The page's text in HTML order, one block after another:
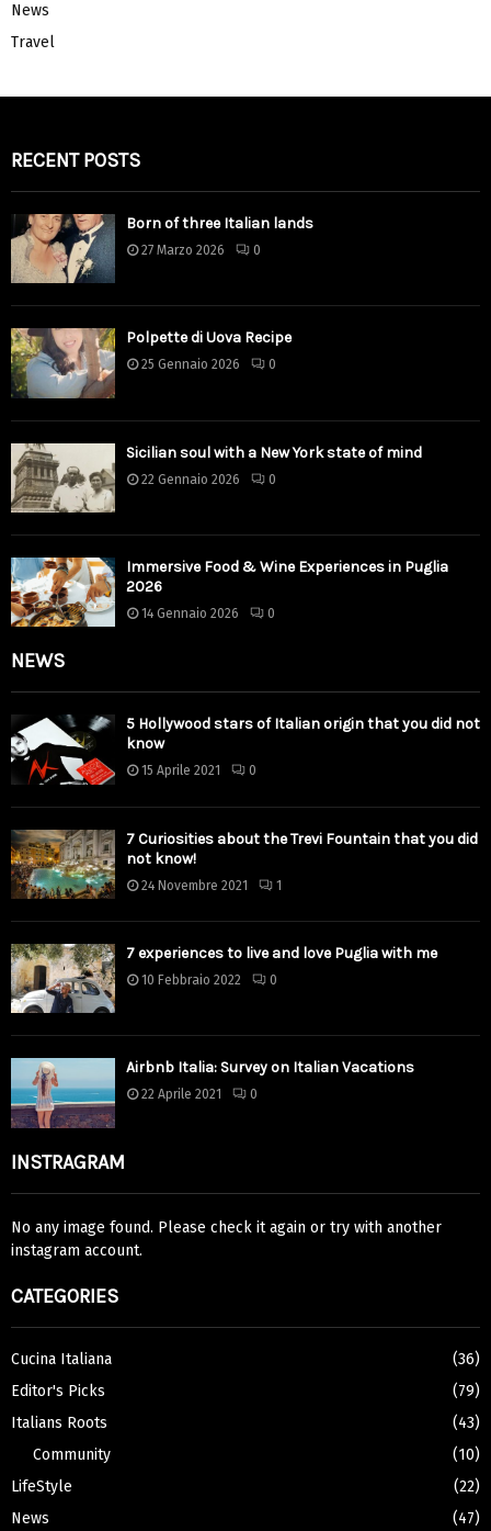
News
Travel
RECENT POSTS
Born of three Italian lands
27 Marzo 2026 0
Polpette di Uova Recipe
25 Gennaio 2026 0
Sicilian soul with a New York state of mind
22 Gennaio 2026 0
Immersive Food & Wine Experiences in Puglia
2026
14 Gennaio 2026 0
NEWS
5 Hollywood stars of Italian origin that you did not
know
15 Aprile 2021 0
7 Curiosities about the Trevi Fountain that you did
not know!
24 Novembre 2021 1
7 experiences to live and love Puglia with me
10 Febbraio 2022 0
Airbnb Italia: Survey on Italian Vacations
22 Aprile 2021 0
INSTRAGRAM
No any image found. Please check it again or try with another
instagram account.
CATEGORIES
Cucina Italiana
(36)
Editor's Picks
(79)
Italians Roots
(43)
Community
(10)
LifeStyle
(22)
News
(47)